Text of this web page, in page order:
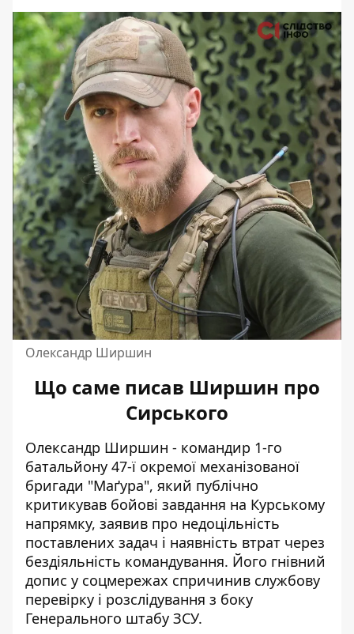
Олександр Ширшин
Що саме писав Ширшин про
Сирського
Олександр Ширшин - командир 1-го
батальйону 47-ї окремої механізованої
бригади "Маґура", який публічно
критикував бойові завдання на Курському
напрямку, заявив про недоцільність
поставлених задач і наявність втрат через
бездіяльність командування. Його гнівний
допис у соцмережах спричинив службову
перевірку і розслідування з боку
Генерального штабу ЗСУ.